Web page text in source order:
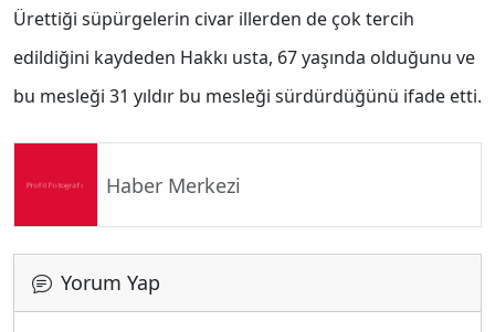
Ürettiği süpürgelerin civar illerden de çok tercih
edildiğini kaydeden Hakkı usta, 67 yaşında olduğunu ve
bu mesleği 31 yıldır bu mesleği sürdürdüğünü ifade etti.
Haber Merkezi
Yorum Yap